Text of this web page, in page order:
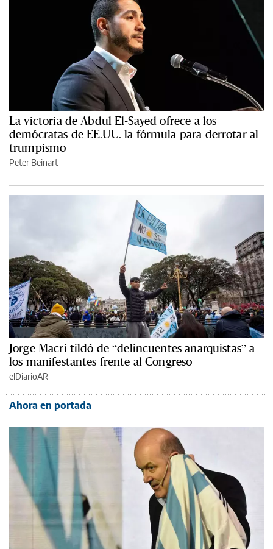
La victoria de Abdul El-Sayed ofrece a los
demócratas de EE.UU. la fórmula para derrotar al
trumpismo
Peter Beinart
Jorge Macri tildó de “delincuentes anarquistas” a
los manifestantes frente al Congreso
elDiarioAR
Ahora en portada